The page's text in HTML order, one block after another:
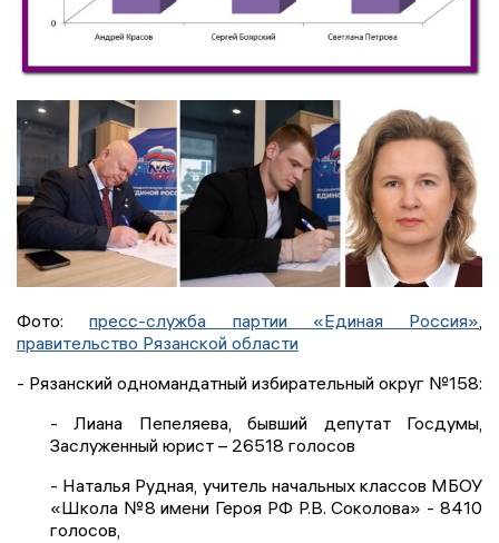
Фото:пресс-служба партии «Единая Россия»,
правительство Рязанской области
- Рязанский одномандатный избирательный округ №158:
- Лиана Пепеляева, бывший депутат Госдумы,
Заслуженный юрист – 26518 голосов
- Наталья Рудная, учитель начальных классов МБОУ
«Школа №8 имени Героя РФ Р.В. Соколова» - 8410
голосов,